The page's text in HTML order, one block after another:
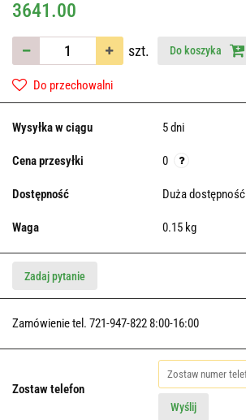
3641.00
szt. Do koszyka
Do przechowalni
Wysyłka w ciągu 5 dni
Cena przesyłki 0
Dostępność Duża dostępność
Waga 0.15 kg
Zadaj pytanie
Zamówienie tel. 721-947-822 8:00-16:00
Zostaw telefon
Wyślij